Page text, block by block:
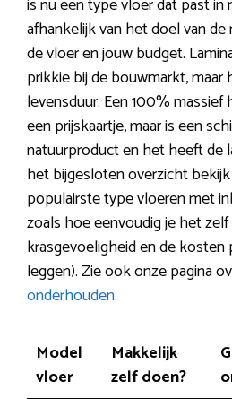
afhankelijk van het doel van de
de vloer en jouw budget.
prikkie bij de bouwmarkt,
levensduur. Een 100%
een prijskaartje, maar is een
natuurproduct en het heeft de
het bijgesloten overzicht
populairste type vloeren met
zoals hoe eenvoudig je het
krasgevoeligheid en de kosten
leggen). Zie ook onze pagina
onderhouden.
Model
vloer
Makkelijk
zelf doen?